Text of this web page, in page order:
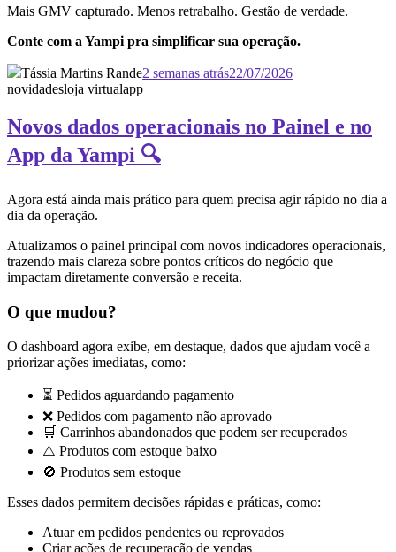
Mais GMV capturado. Menos retrabalho. Gestão de verdade.
Conte com a Yampi pra simplificar sua operação.
Tássia Martins Rande2 semanas atrás22/07/2026
novidadesloja virtualapp
Novos dados operacionais no Painel e no
App da Yampi 🔍
Agora está ainda mais prático para quem precisa agir rápido no dia a
dia da operação.
Atualizamos o painel principal com novos indicadores operacionais,
trazendo mais clareza sobre pontos críticos do negócio que
impactam diretamente conversão e receita.
O que mudou?
O dashboard agora exibe, em destaque, dados que ajudam você a
priorizar ações imediatas, como:
⏳ Pedidos aguardando pagamento
❌ Pedidos com pagamento não aprovado
🛒 Carrinhos abandonados que podem ser recuperados
⚠️ Produtos com estoque baixo
🚫 Produtos sem estoque
Esses dados permitem decisões rápidas e práticas, como:
Atuar em pedidos pendentes ou reprovados
Criar ações de recuperação de vendas